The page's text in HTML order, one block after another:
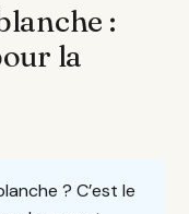
:
la
? C’est le